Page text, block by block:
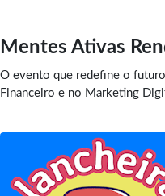
Mentes Ativas
O evento que redefine o
Financeiro e no Marketing